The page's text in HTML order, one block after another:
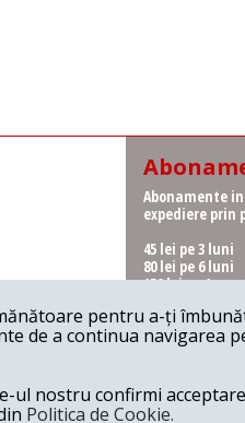
Abonamente
expediere prin
45 lei pe 3 luni
80 lei pe 6 luni
150 lei pe 1 an
Abonamente
ridicare de la
62 lei pe 6 luni
115 lei pe 1 an
pentru a-ți
de a continua navigarea
ul nostru confirmi
Politica de Cookie.